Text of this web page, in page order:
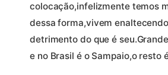
colocação,infelizmente temos
dessa forma,vivem
detrimento do que é
e no Brasil é o Sampaio,o resto